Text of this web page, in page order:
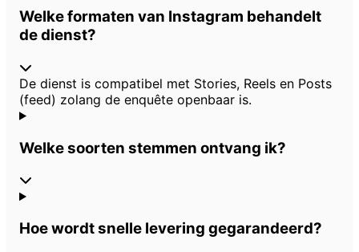
Welke formaten van Instagram behandelt
de dienst?
De dienst is compatibel met Stories, Reels en Posts
(feed) zolang de enquête openbaar is.
Welke soorten stemmen ontvang ik?
Hoe wordt snelle levering gegarandeerd?